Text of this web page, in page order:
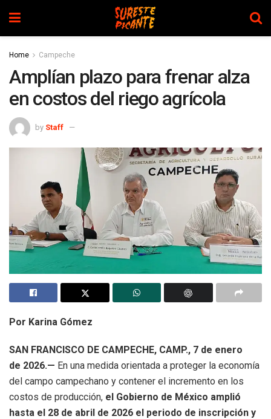
Home Campeche
Amplían plazo para frenar alza
en costos del riego agrícola
by Staff
Por Karina Gómez
SAN FRANCISCO DE CAMPECHE, CAMP., 7 de enero
de 2026.— En una medida orientada a proteger la economía
del campo campechano y contener el incremento en los
costos de producción, el Gobierno de México amplió
hasta el 28 de abril de 2026 el periodo de inscripción y